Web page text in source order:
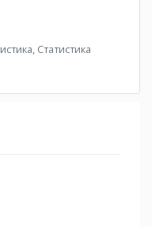
Статистика